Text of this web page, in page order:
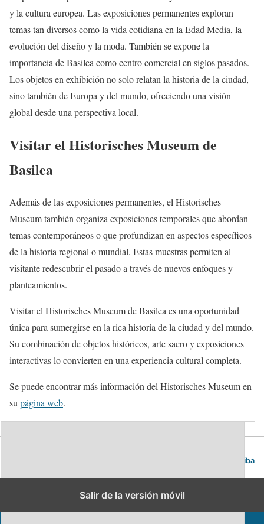
y la cultura europea. Las exposiciones permanentes exploran
temas tan diversos como la vida cotidiana en la Edad Media, la
evolución del diseño y la moda. También se expone la
importancia de Basilea como centro comercial en siglos pasados.
Los objetos en exhibición no solo relatan la historia de la ciudad,
sino también de Europa y del mundo, ofreciendo una visión
global desde una perspectiva local.
Visitar el Historisches Museum de
Basilea
Además de las exposiciones permanentes, el Historisches
Museum también organiza exposiciones temporales que abordan
temas contemporáneos o que profundizan en aspectos específicos
de la historia regional o mundial. Estas muestras permiten al
visitante redescubrir el pasado a través de nuevos enfoques y
planteamientos.
Visitar el Historisches Museum de Basilea es una oportunidad
única para sumergirse en la rica historia de la ciudad y del mundo.
Su combinación de objetos históricos, arte sacro y exposiciones
interactivas lo convierten en una experiencia cultural completa.
Se puede encontrar más información del Historisches Museum en
su página web.
Volver arriba
Salir de la versión móvil